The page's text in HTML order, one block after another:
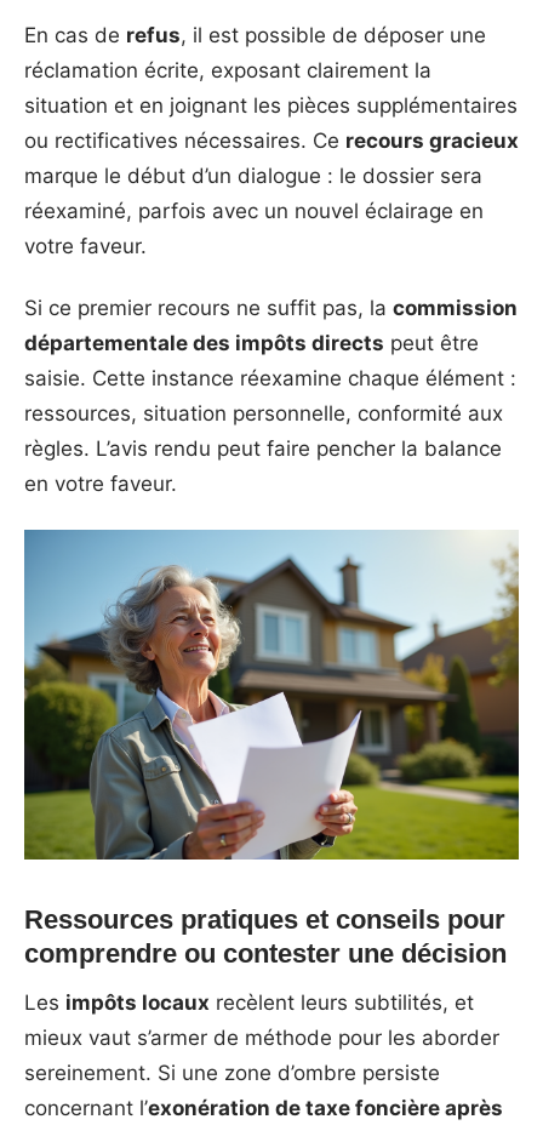
En cas de refus, il est possible de déposer une
réclamation écrite, exposant clairement la
situation et en joignant les pièces supplémentaires
ou rectificatives nécessaires. Ce recours gracieux
marque le début d’un dialogue : le dossier sera
réexaminé, parfois avec un nouvel éclairage en
votre faveur.
Si ce premier recours ne suffit pas, la commission
départementale des impôts directs peut être
saisie. Cette instance réexamine chaque élément :
ressources, situation personnelle, conformité aux
règles. L’avis rendu peut faire pencher la balance
en votre faveur.
Ressources pratiques et conseils pour
comprendre ou contester une décision
Les impôts locaux recèlent leurs subtilités, et
mieux vaut s’armer de méthode pour les aborder
sereinement. Si une zone d’ombre persiste
concernant l’exonération de taxe foncière après